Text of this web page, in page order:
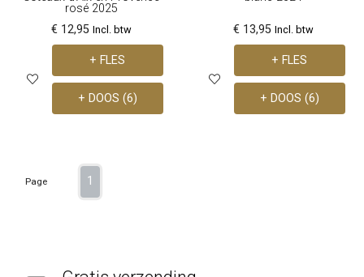
rosé 2025
€ 12,95 Incl. btw
+ FLES
+ DOOS (6)
€ 13,95 Incl. btw
+ FLES
+ DOOS (6)
Page 1